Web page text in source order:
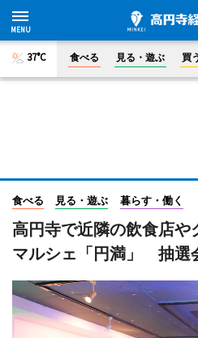
37°C 食べる 見る・遊ぶ 買
食べる 見る・遊ぶ 暮らす・働く
高円寺で近隣の飲食店や
マルシェ「円満」 抽選